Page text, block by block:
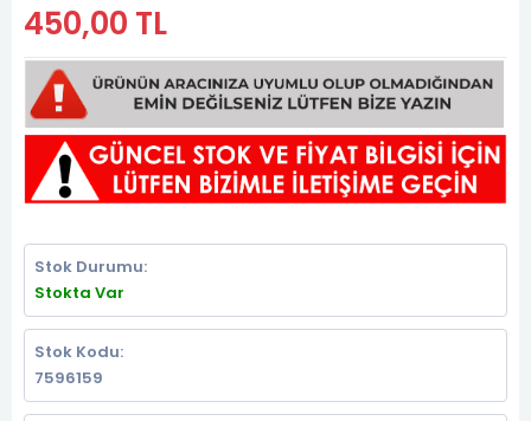
450,00 TL
Stok Durumu:
Stokta Var
Stok Kodu:
7596159